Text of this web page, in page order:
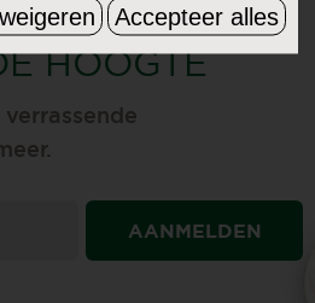
HOOGTE
AANMELDEN
Accepteer alles